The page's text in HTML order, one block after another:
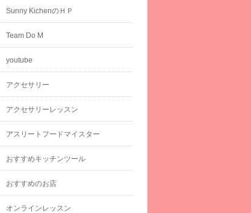
Sunny KichenのＨＰ
Team Do M
youtube
アクセサリー
アクセサリーレッスン
アスリートフードマイスター
おすすめキッチンツール
おすすめのお店
オンラインレッスン